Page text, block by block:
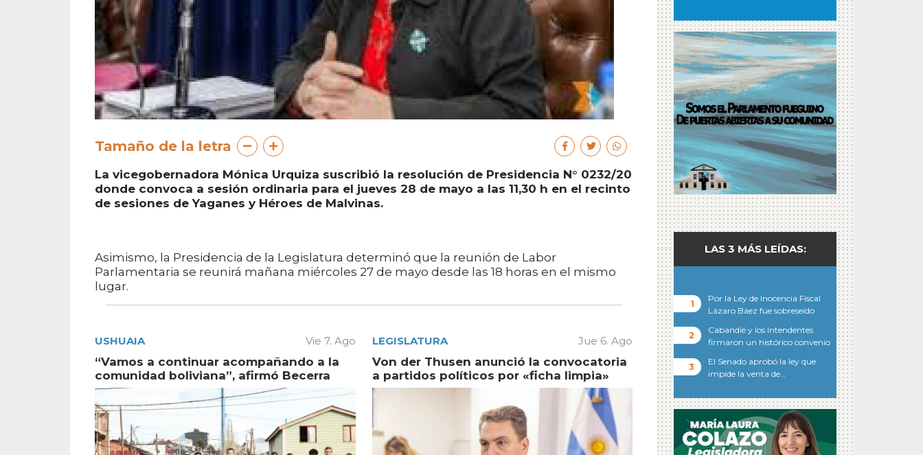
Tamaño de la letra
La vicegobernadora Mónica Urquiza suscribió la resolución de Presidencia N° 0232/20
donde convoca a sesión ordinaria para el jueves 28 de mayo a las 11,30 h en el recinto
de sesiones de Yaganes y Héroes de Malvinas.
Asimismo, la Presidencia de la Legislatura determinó que la reunión de Labor
Parlamentaria se reunirá mañana miércoles 27 de mayo desde las 18 horas en el mismo
lugar.
USHUAIA Vie 7. Ago
“Vamos a continuar acompañando a la
comunidad boliviana”, afirmó Becerra
LEGISLATURA Jue 6. Ago
Von der Thusen anunció la convocatoria
a partidos políticos por «ficha limpia»
LAS 3 MÁS LEÍDAS:
Por la Ley de Inocencia Fiscal
Lázaro Báez fue sobreseído
Cabandié y los Intendentes
firmaron un histórico convenio
El Senado aprobó la ley que
impide la venta de…